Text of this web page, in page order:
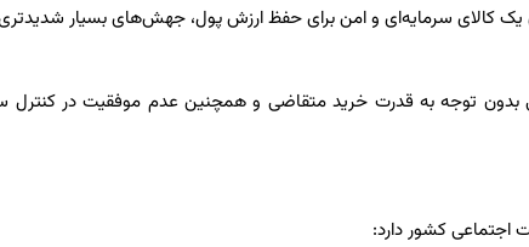
کالای سرمایه‌ای و امن برای حفظ ارزش پول، جهش‌های بسیار شدیدتری
توجه به قدرت خرید متقاضی و همچنین عدم موفقیت در کنترل
اجتماعی کشور دارد: